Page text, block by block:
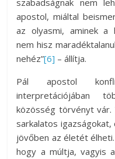
szabadságnak nem
apostol, miáltal
az olyasmi, aminek a
nem hisz
nehéz”[6] ­– állítja.
Pál apostol
interpretációjában
közösség törvényt
sarkalatos igazságokat,
jövőben az életét
hogy a múltja, vagyis